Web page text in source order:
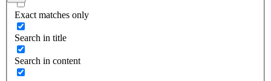
Exact matches only
Search in title
Search in content